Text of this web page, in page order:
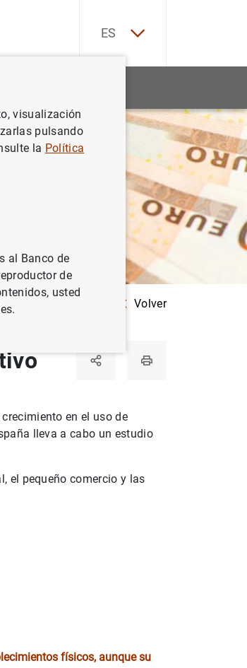
ES
uso del efectivo Volver
en el uso de
lleva a cabo un estudio
el pequeño comercio y las
físicos, aunque su
visualización
pulsando
la Política
al Banco de
de
usted